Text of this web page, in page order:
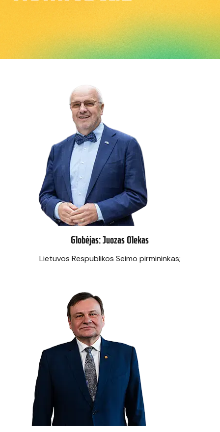
Globėjas: Juozas Olekas
Lietuvos Respublikos Seimo pirmininkas;